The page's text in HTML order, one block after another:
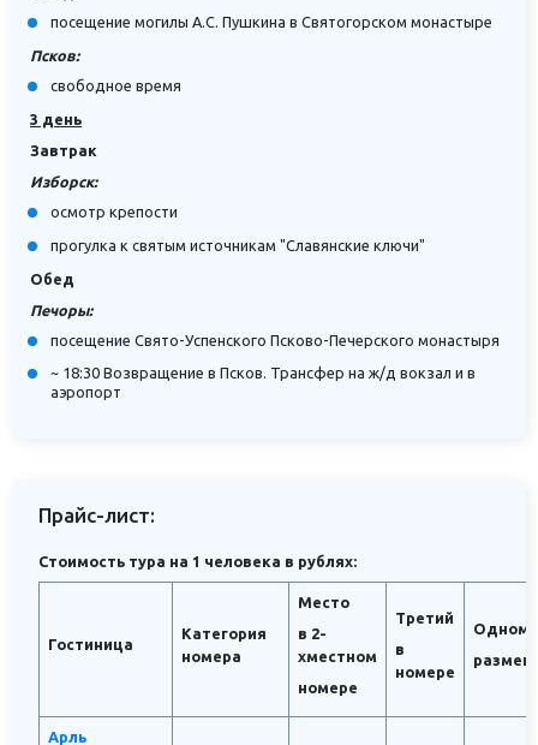
посещение могилы А.С. Пушкина в Святогорском монастыре
Псков:
cвободное время
3 день
Завтрак
Изборск:
осмотр крепости
прогулка к святым источникам "Славянские ключи"
Обед
Печоры:
посещение Свято-Успенского Псково-Печерского монастыря
~ 18:30 Возвращение в Псков. Трансфер на ж/д вокзал и в
аэропорт
Прайс-лист:
Стоимость тура на 1 человека в рублях:
Гостиница
Категория
номера
Место
в 2-
хместном
номере
Третий
в
номере
Арль